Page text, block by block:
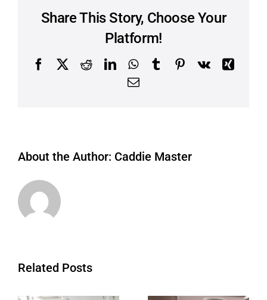
Share This Story, Choose Your
Platform!
FacebookRedditLinkedInWhatsApp
TumblrPinterest
Vk
Xing
Email
About the Author: Caddie Master
Related Posts